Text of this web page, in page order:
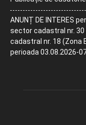
ANUNȚ DE INTERES
sector cadastral nr.
cadastral nr. 18 (Zona
perioada 03.08.2026-